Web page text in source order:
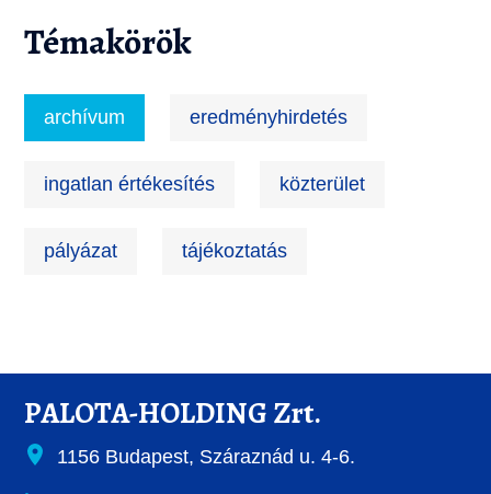
Témakörök
archívum eredményhirdetés
ingatlan értékesítés közterület
pályázat tájékoztatás
PALOTA-HOLDING Zrt.
1156 Budapest, Száraznád u. 4-6.